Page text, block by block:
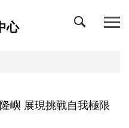
心
嶼 展現挑戰自我極限